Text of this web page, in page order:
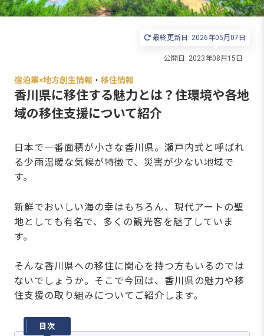
最終更新日: 2026年05月07日
宿泊業×地方創生情報 ・ 移住情報
香川県に移住する魅力とは？住環境や各地
域の移住支援について紹介
日本で一番面積が小さな香川県。瀬戸内式と呼ばれ
る少雨温暖な気候が特徴で、災害が少ない地域で
す。
新鮮でおいしい海の幸はもちろん、現代アートの聖
地としても有名で、多くの観光客を魅了していま
す。
そんな香川県への移住に関心を持つ方もいるのでは
ないでしょうか。そこで今回は、香川県の魅力や移
住支援の取り組みについてご紹介します。
目次